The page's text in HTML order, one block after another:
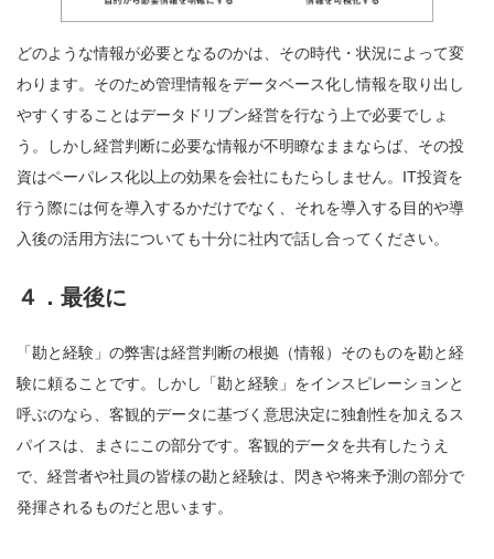
どのような情報が必要となるのかは、その時代・状況によって変
わります。そのため管理情報をデータベース化し情報を取り出し
やすくすることはデータドリブン経営を行なう上で必要でしょ
う。しかし経営判断に必要な情報が不明瞭なままならば、その投
資はペーパレス化以上の効果を会社にもたらしません。IT投資を
行う際には何を導入するかだけでなく、それを導入する目的や導
入後の活用方法についても十分に社内で話し合ってください。
４．最後に
「勘と経験」の弊害は経営判断の根拠（情報）そのものを勘と経
験に頼ることです。しかし「勘と経験」をインスピレーションと
呼ぶのなら、客観的データに基づく意思決定に独創性を加えるス
パイスは、まさにこの部分です。客観的データを共有したうえ
で、経営者や社員の皆様の勘と経験は、閃きや将来予測の部分で
発揮されるものだと思います。